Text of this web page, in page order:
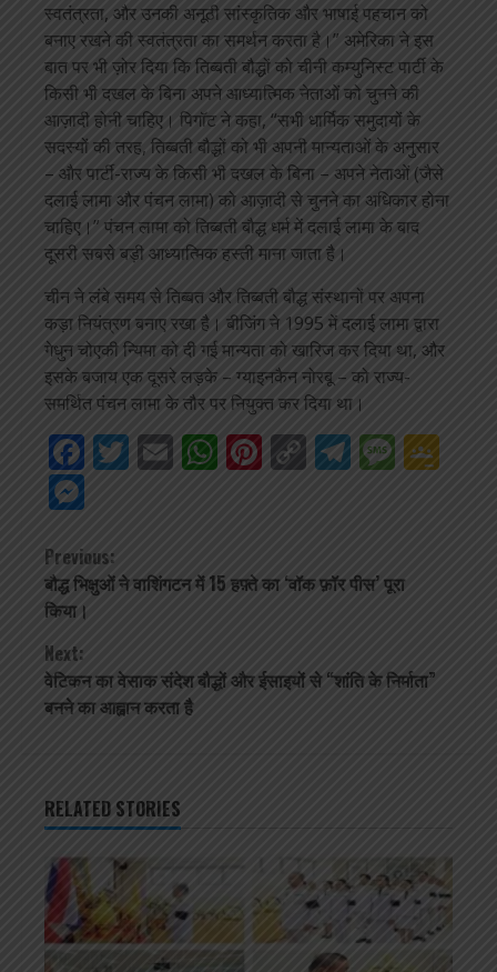
स्वतंत्रता, और उनकी अनूठी सांस्कृतिक और भाषाई पहचान को
बनाए रखने की स्वतंत्रता का समर्थन करता है।” अमेरिका ने इस
बात पर भी ज़ोर दिया कि तिब्बती बौद्धों को चीनी कम्युनिस्ट पार्टी के
किसी भी दखल के बिना अपने आध्यात्मिक नेताओं को चुनने की
आज़ादी होनी चाहिए। पिगॉट ने कहा, “सभी धार्मिक समुदायों के
सदस्यों की तरह, तिब्बती बौद्धों को भी अपनी मान्यताओं के अनुसार
– और पार्टी-राज्य के किसी भी दखल के बिना – अपने नेताओं (जैसे
दलाई लामा और पंचन लामा) को आज़ादी से चुनने का अधिकार होना
चाहिए।” पंचन लामा को तिब्बती बौद्ध धर्म में दलाई लामा के बाद
दूसरी सबसे बड़ी आध्यात्मिक हस्ती माना जाता है।
चीन ने लंबे समय से तिब्बत और तिब्बती बौद्ध संस्थानों पर अपना
कड़ा नियंत्रण बनाए रखा है। बीजिंग ने 1995 में दलाई लामा द्वारा
गेधुन चोएकी न्यिमा को दी गई मान्यता को खारिज कर दिया था, और
इसके बजाय एक दूसरे लड़के – ग्याइनकैन नोरबू – को राज्य-
समर्थित पंचन लामा के तौर पर नियुक्त कर दिया था।
Facebook
Twitter
EmailWhatsApp
Pinterest
Copy
Continue
Reading
Previous:
बौद्ध भिक्षुओं ने वाशिंगटन में 15 हफ़्ते का ‘वॉक फ़ॉर पीस’ पूरा
किया।
Next:
वेटिकन का वेसाक संदेश बौद्धों और ईसाइयों से “शांति के निर्माता”
बनने का आह्वान करता है
RELATED STORIES